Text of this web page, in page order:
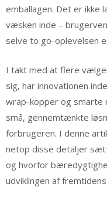
emballagen. Det er ikke
væsken inde –
selve to go-oplevelsen
I takt med at flere
sig, har innovationen
wrap-kopper og smarte
små, gennemtænkte
forbrugeren. I denne
netop disse detaljer
og hvorfor
udviklingen af